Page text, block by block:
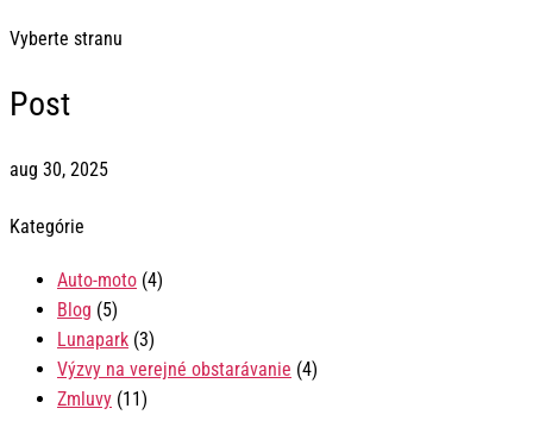
Vyberte stranu
Post
aug 30, 2025
Kategórie
Auto-moto (4)
Blog (5)
Lunapark (3)
Výzvy na verejné obstarávanie (4)
Zmluvy (11)